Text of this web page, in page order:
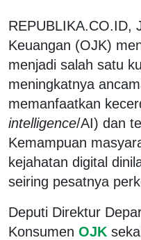
REPUBLIKA.CO.ID,
Keuangan (OJK)
menjadi salah satu
meningkatnya
memanfaatkan
intelligence/AI) dan
Kemampuan
kejahatan digital
seiring pesatnya
Deputi Direktur
Konsumen OJK